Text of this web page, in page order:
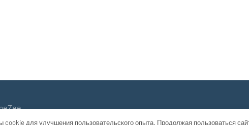
cookie для улучшения пользовательского опыта. Продолжая пользоваться